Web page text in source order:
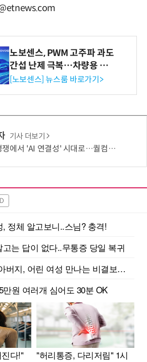
노보센스, PWM 고주파 과도
간섭 난제 극복…차량용 전
류 감지 증폭기
[노보센스] 뉴스룸 바로가기>
기사 더보기
서 'AI 연결성' 시대로…퀄컴 영역 확장 본격화